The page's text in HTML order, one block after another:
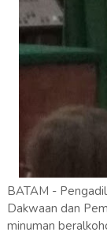
BATAM -
Dakwaan dan
minuman